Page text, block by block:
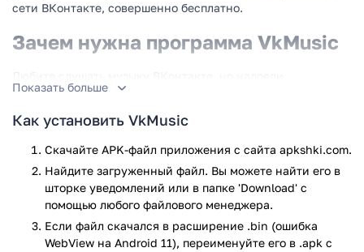
сети ВКонтакте, совершенно бесплатно.
Зачем нужна программа VkMusic
постоянные рекламные вставки? Тогда установите на свой
помощью, вы получите доступ к любимой музыке, а также
будете получать рекомендации, основанные на ваших
предпочтениях, совершенно бесплатно. Всё, что для этого
потребуется, это авторизоваться в учётной записи VK.
Возможность слушать музыку всегда и
везде
Показать больше
Как установить VkMusic
Скачайте APK-файл приложения с сайта apkshki.com.
Найдите загруженный файл. Вы можете найти его в
шторке уведомлений или в папке 'Download' с
помощью любого файлового менеджера.
Если файл скачался в расширение .bin (ошибка
WebView на Android 11), переименуйте его в .apk с